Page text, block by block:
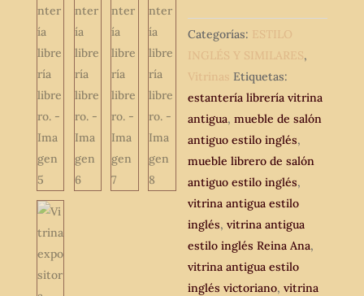
salón
estantería
librería
librero.
cantidad
Categorías: ESTILO
INGLÉS Y SIMILARES,
Vitrinas Etiquetas:
estantería librería vitrina
antigua,mueble de salón
antiguo estilo inglés,
mueble librero de salón
antiguo estilo inglés,
vitrina antigua estilo
inglés,vitrina antigua
estilo inglés Reina Ana,
vitrina antigua estilo
inglés victoriano,vitrina